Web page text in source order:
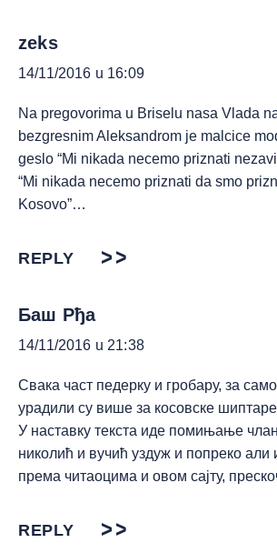
zeks
14/11/2016 u 16:09
Na pregovorima u Briselu nasa Vlada
bezgresnim Aleksandrom je malcice
geslo “Mi nikada necemo priznati
“Mi nikada necemo priznati da smo
Kosovo”…
REPLY
Баш Рђа
14/11/2016 u 21:38
Свака част педерку и гробару, за
урадили су више за косовске шиптаре
У наставку текста иде помињање
николић и вучић уздуж и попреко
према читаоцима и овом сајту,
REPLY